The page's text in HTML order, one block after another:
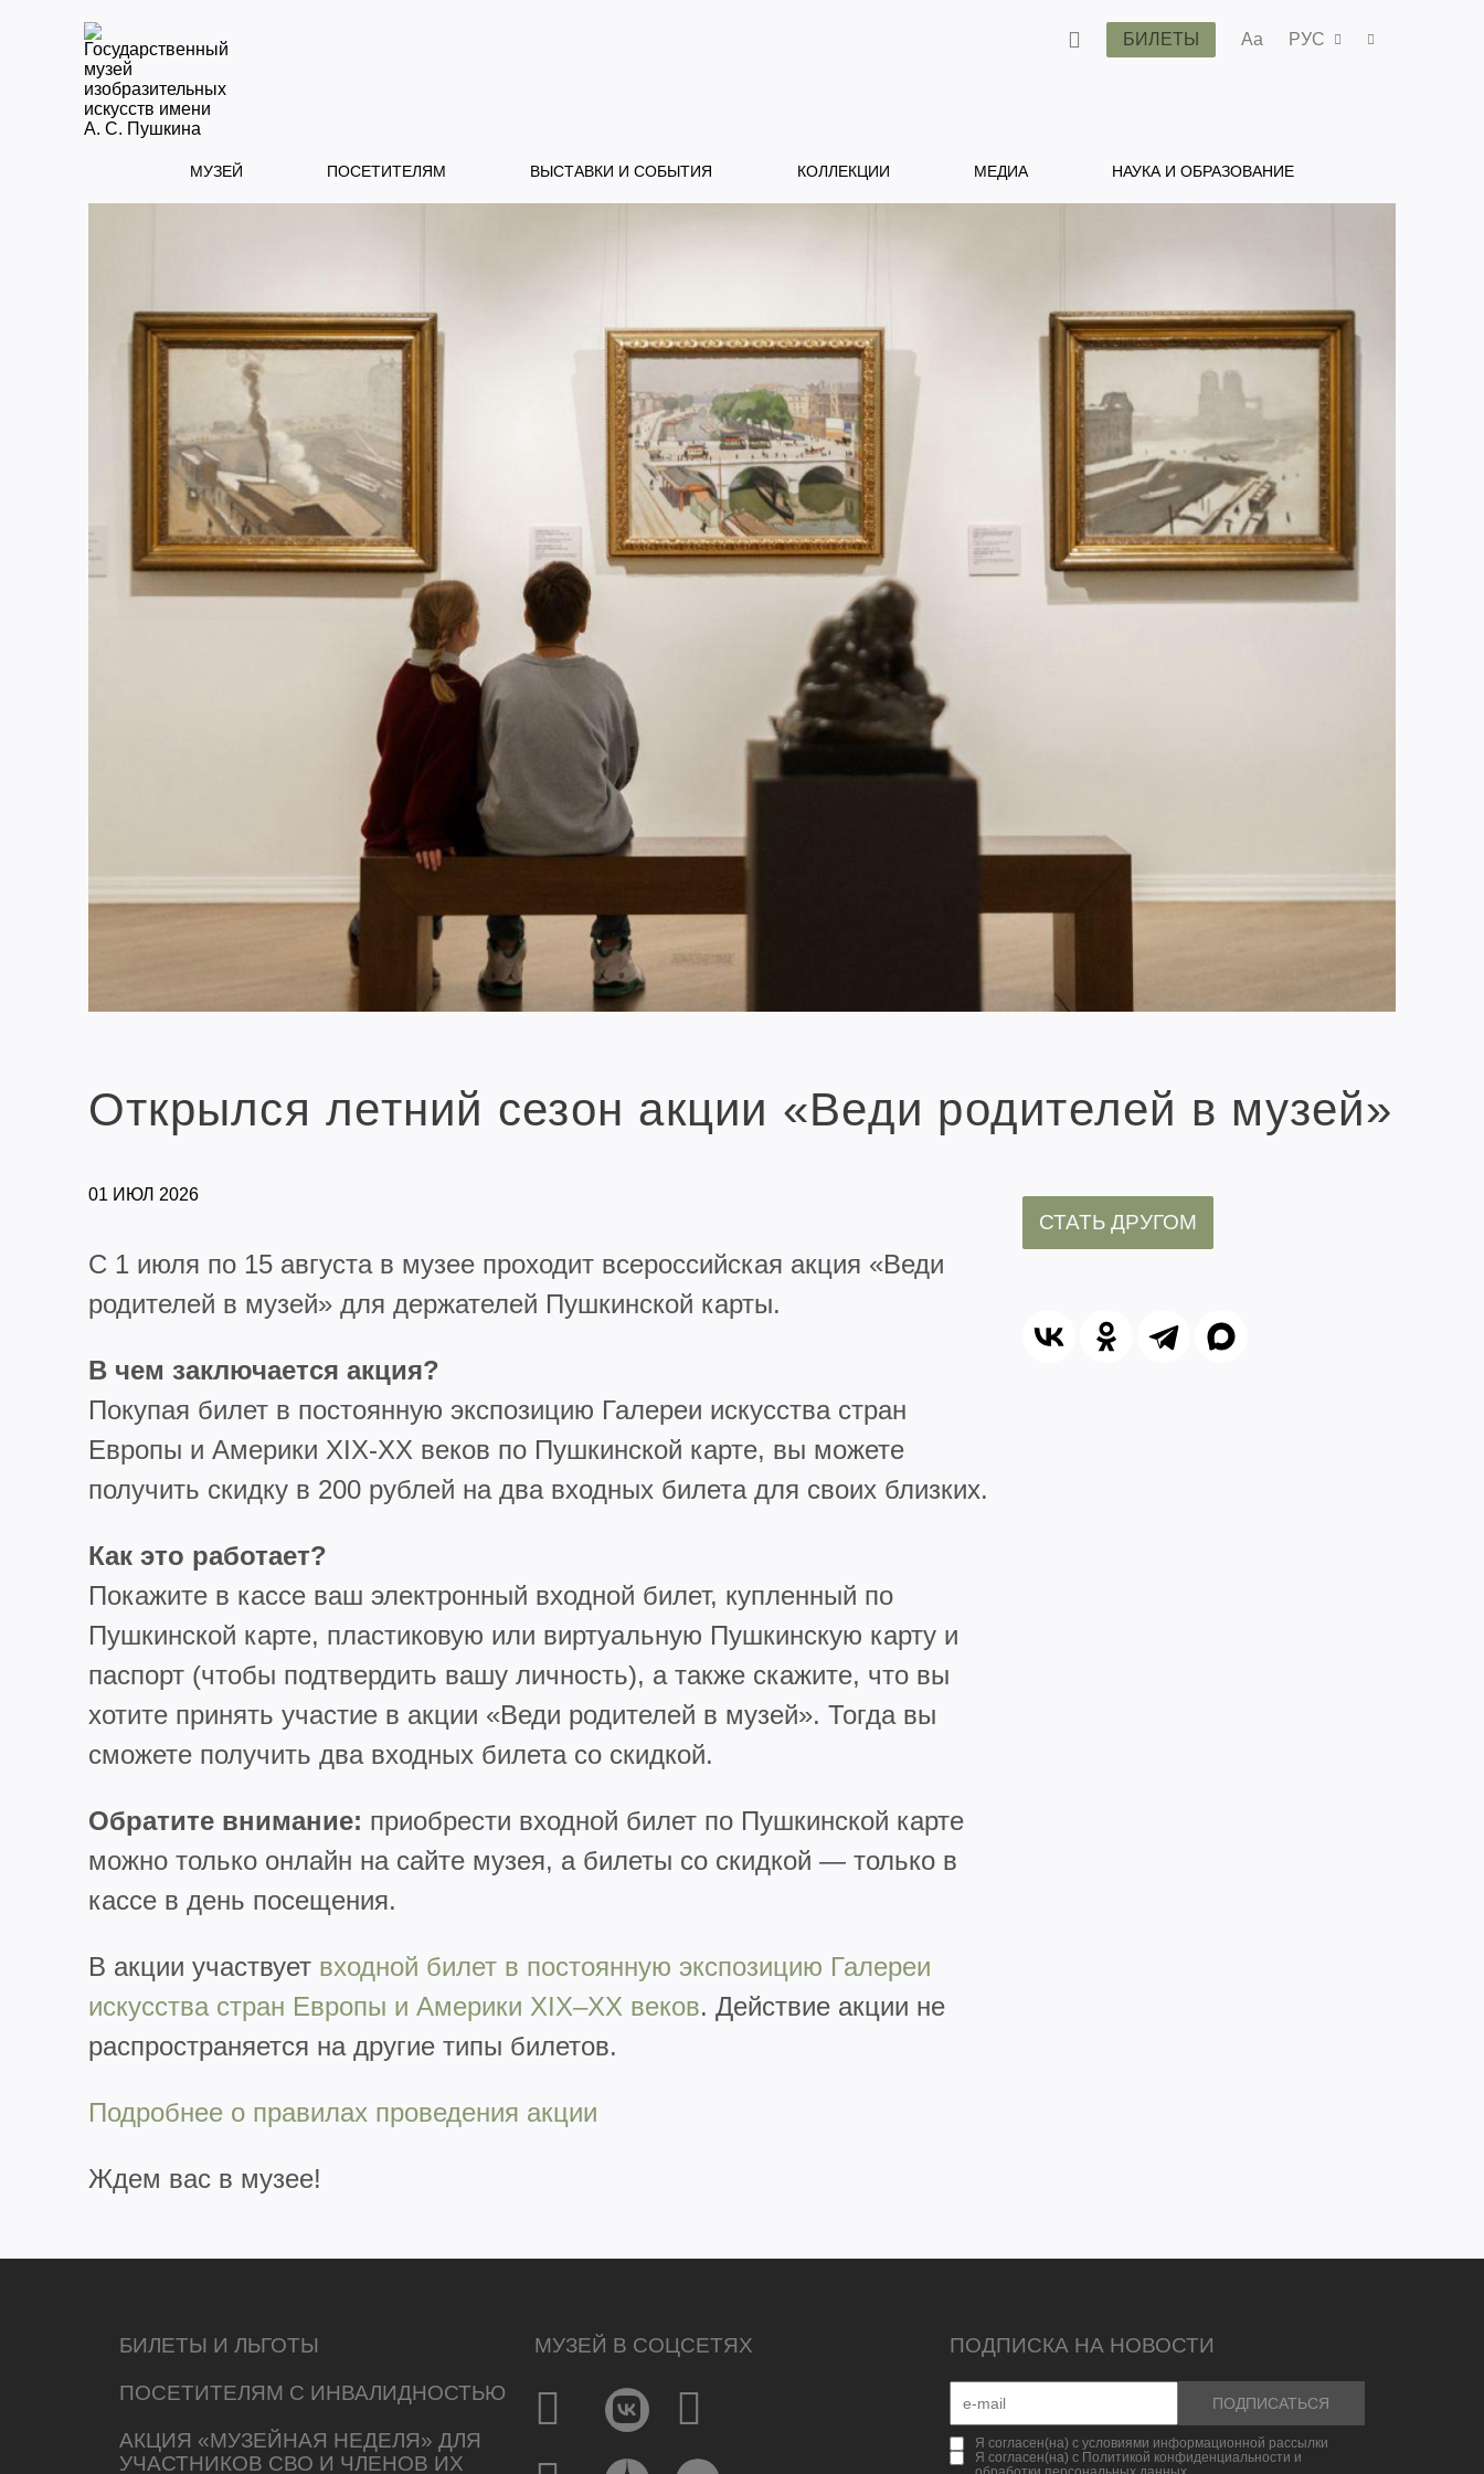
БИЛЕТЫ Aa РУС
МУЗЕЙ ПОСЕТИТЕЛЯМ ВЫСТАВКИ И СОБЫТИЯ КОЛЛЕКЦИИ МЕДИА НАУКА И ОБРАЗОВАНИЕ
Открылся летний сезон акции «Веди родителей в музей»
01 ИЮЛ 2026
С 1 июля по 15 августа в музее проходит всероссийская акция «Веди
родителей в музей» для держателей Пушкинской карты.
В чем заключается акция?
Покупая билет в постоянную экспозицию Галереи искусства стран
Европы и Америки XIX-XX веков по Пушкинской карте, вы можете
получить скидку в 200 рублей на два входных билета для своих близких.
Как это работает?
Покажите в кассе ваш электронный входной билет, купленный по
Пушкинской карте, пластиковую или виртуальную Пушкинскую карту и
паспорт (чтобы подтвердить вашу личность), а также скажите, что вы
хотите принять участие в акции «Веди родителей в музей». Тогда вы
сможете получить два входных билета со скидкой.
Обратите внимание: приобрести входной билет по Пушкинской карте
можно только онлайн на сайте музея, а билеты со скидкой — только в
кассе в день посещения.
В акции участвует входной билет в постоянную экспозицию Галереи
искусства стран Европы и Америки XIX–XX веков. Действие акции не
распространяется на другие типы билетов.
Подробнее о правилах проведения акции
Ждем вас в музее!
СТАТЬ ДРУГОМ
БИЛЕТЫ И ЛЬГОТЫ
ПОСЕТИТЕЛЯМ С ИНВАЛИДНОСТЬЮ
АКЦИЯ «МУЗЕЙНАЯ НЕДЕЛЯ» ДЛЯ
УЧАСТНИКОВ СВО И ЧЛЕНОВ ИХ
МУЗЕЙ В СОЦСЕТЯХ ПОДПИСКА НА НОВОСТИ
Я согласен(на) с условиями информационной рассылки
Я согласен(на) с Политикой конфиденциальности и